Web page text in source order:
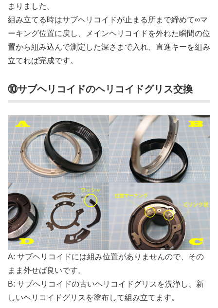
まりました。
組み立てる時はサブヘリコイドが止まる所まで締めて∞マ
ーキング位置に戻し、メインヘリコイドを外れた瞬間の位
置から組み込んで測定した深さまで入れ、直進キーを組み
立てれば完成です。
⑩サブヘリコイドのヘリコイドグリス交換
A: サブヘリコイドには組み位置がありませんので、その
まま外せば良いです。
B: サブヘリコイドの古いヘリコイドグリスを洗浄し、新
しいヘリコイドグリスを塗布して組み立てます。